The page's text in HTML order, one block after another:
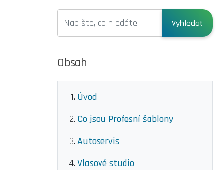
Vyhledat
Obsah
Úvod
Co jsou Profesní šablony
Autoservis
Vlasové studio